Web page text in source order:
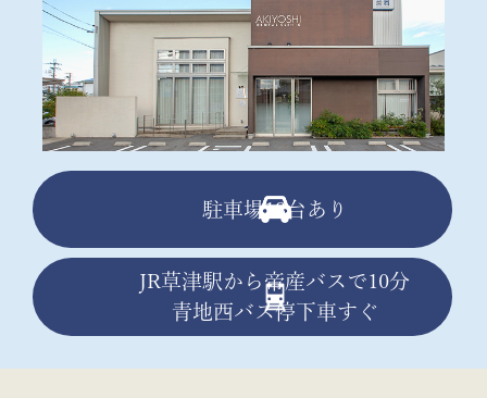
駐車場13台あり
JR草津駅から帝産バスで10分
青地西バス停下車すぐ